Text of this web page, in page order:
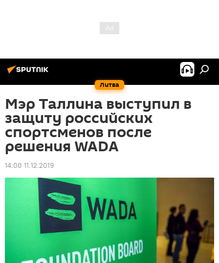
Литва
Мэр Таллина выступил в
защиту российских
спортсменов после
решения WADA
14:00 11.12.2019